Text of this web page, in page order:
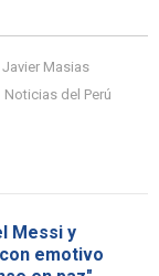
Javier Masias
Noticias del Perú
Messi y
emotivo